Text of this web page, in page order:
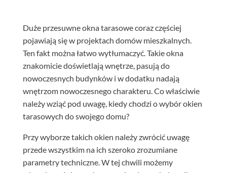
Duże przesuwne okna tarasowe coraz częściej
pojawiają się w projektach domów mieszkalnych.
Ten fakt można łatwo wytłumaczyć. Takie okna
znakomicie doświetlają wnętrze, pasują do
nowoczesnych budynków i w dodatku nadają
wnętrzom nowoczesnego charakteru. Co właściwie
należy wziąć pod uwagę, kiedy chodzi o wybór okien
tarasowych do swojego domu?
Przy wyborze takich okien należy zwrócić uwagę
przede wszystkim na ich szeroko zrozumiane
parametry techniczne. W tej chwili możemy